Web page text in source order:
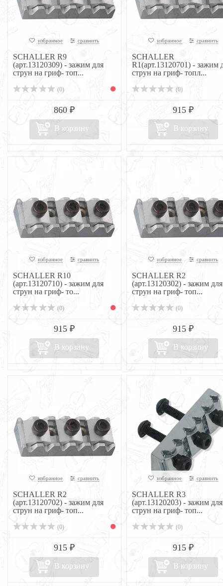
избранное сравнить
SCHALLER R9
(арт.13120309) - зажим для
струн на гриф- топ...
(0)
860 ₽
В корзину
избранное сравнить
SCHALLER
R1(арт.13120701) - зажим
струн на гриф- топл...
(0)
915 ₽
В корзину
избранное сравнить
SCHALLER R10
(арт.13120710) - зажим для
струн на гриф- то...
(0)
915 ₽
В корзину
избранное сравнить
SCHALLER R2
(арт.13120302) - зажим для
струн на гриф- топ...
(0)
915 ₽
В корзину
избранное сравнить
SCHALLER R2
(арт.13120702) - зажим для
струн на гриф- топ...
(0)
915 ₽
В корзину
избранное сравнить
SCHALLER R3
(арт.13120203) - зажим для
струн на гриф- топ...
(0)
915 ₽
В корзину